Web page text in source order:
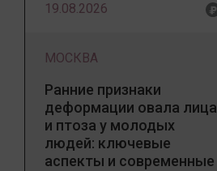
19.08.2026
МОСКВА
Ранние признаки
деформации овала лица
и птоза у молодых
людей: ключевые
аспекты и современные